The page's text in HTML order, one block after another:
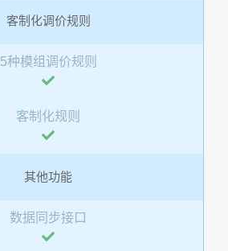
客制化调价规则
5种模组调价规则
客制化规则
其他功能
数据同步接口